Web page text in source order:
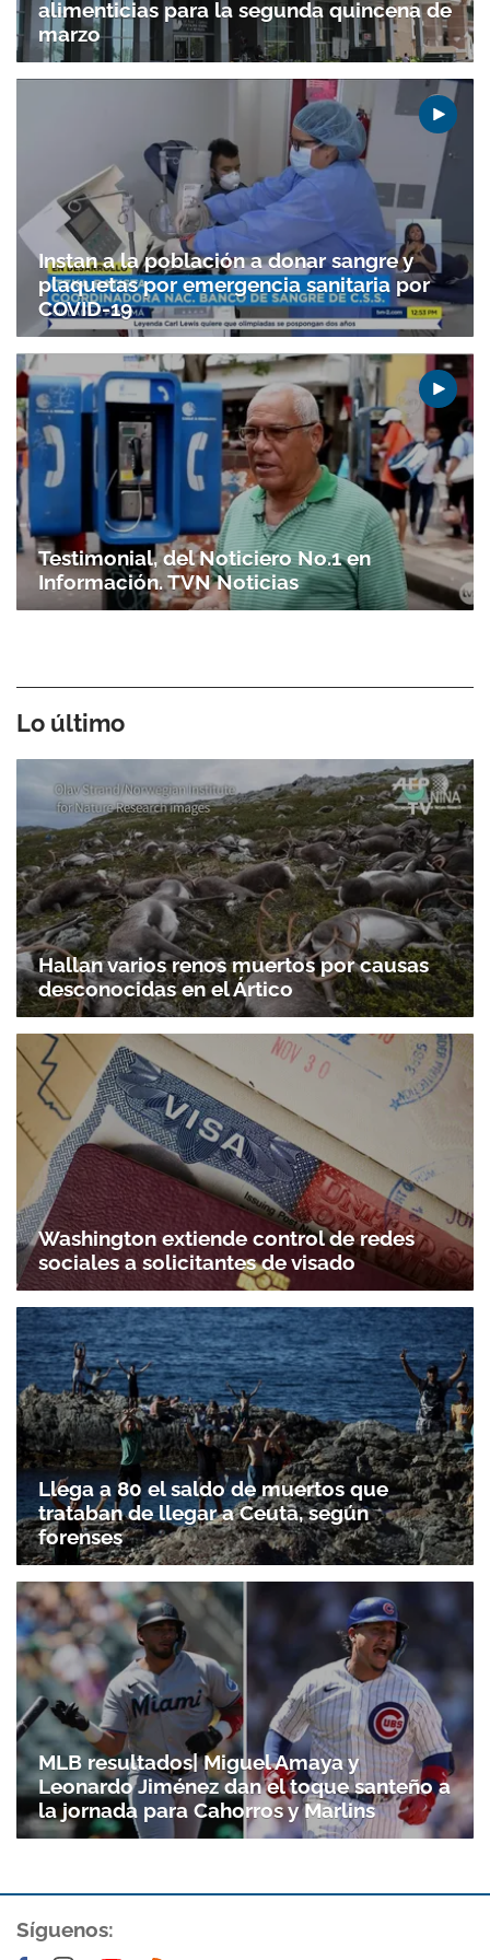
alimenticias para la segunda quincena de
marzo
Instan a la población a donar sangre y
plaquetas por emergencia sanitaria por
COVID-19
Testimonial, del Noticiero No.1 en
Información. TVN Noticias
Lo último
Hallan varios renos muertos por causas
desconocidas en el Ártico
Washington extiende control de redes
sociales a solicitantes de visado
Llega a 80 el saldo de muertos que
trataban de llegar a Ceuta, según
forenses
MLB resultados| Miguel Amaya y
Leonardo Jiménez dan el toque santeño a
la jornada para Cahorros y Marlins
Síguenos: